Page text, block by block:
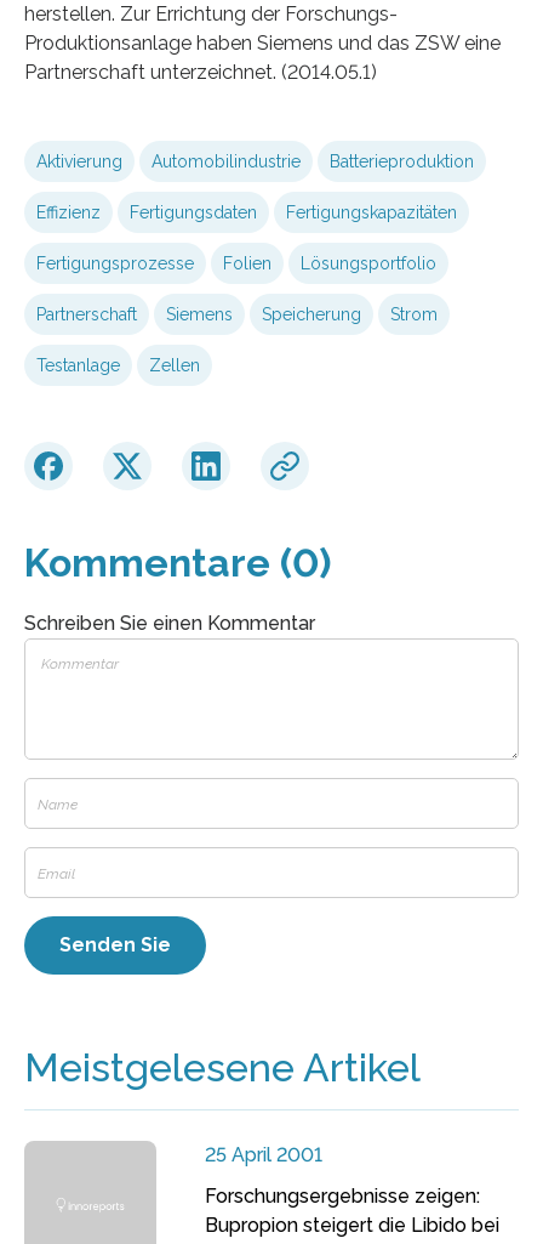
herstellen. Zur Errichtung der Forschungs-
Produktionsanlage haben Siemens und das ZSW eine
Partnerschaft unterzeichnet. (2014.05.1)
Aktivierung Automobilindustrie Batterieproduktion
Effizienz Fertigungsdaten Fertigungskapazitäten
Fertigungsprozesse Folien Lösungsportfolio
Partnerschaft Siemens Speicherung Strom
Testanlage Zellen
Kommentare (0)
Schreiben Sie einen Kommentar
Meistgelesene Artikel
25 April 2001
Forschungsergebnisse zeigen:
Bupropion steigert die Libido bei